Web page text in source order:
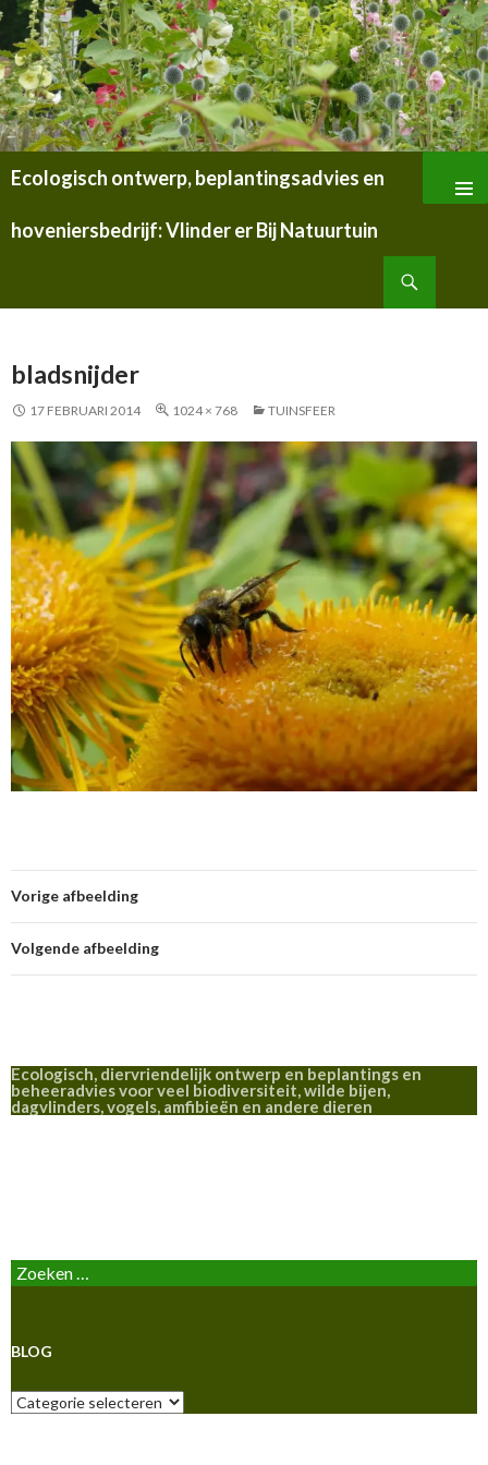
Ecologisch ontwerp, beplantingsadvies en
hoveniersbedrijf: Vlinder er Bij Natuurtuin
NAAR
INHOUD
bladsnijder
17 FEBRUARI 2014 1024 × 768 TUINSFEER
Vorige afbeelding
Volgende afbeelding
Ecologisch, diervriendelijk ontwerp en beplantings en
beheeradvies voor veel biodiversiteit, wilde bijen,
dagvlinders, vogels, amfibieën en andere dieren
Zoeken
naar:
BLOG
Blog